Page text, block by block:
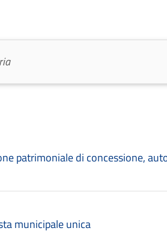
patrimoniale di concessione,
municipale unica